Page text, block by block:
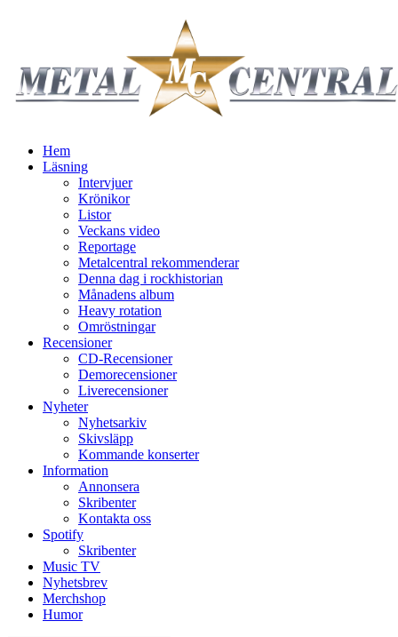
Hem
Läsning
Intervjuer
Krönikor
Listor
Veckans video
Reportage
Metalcentral rekommenderar
Denna dag i rockhistorian
Månadens album
Heavy rotation
Omröstningar
Recensioner
CD-Recensioner
Demorecensioner
Liverecensioner
Nyheter
Nyhetsarkiv
Skivsläpp
Kommande konserter
Information
Annonsera
Skribenter
Kontakta oss
Spotify
Skribenter
Music TV
Nyhetsbrev
Merchshop
Humor